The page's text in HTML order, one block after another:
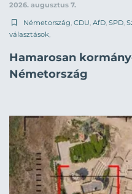
2026. augusztus 7.
Németország CDU AfD SPD
választások
Hamarosan
Németország